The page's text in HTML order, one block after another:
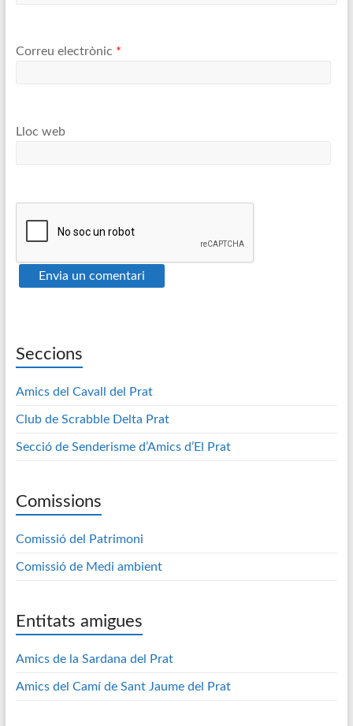
Correu electrònic *
Lloc web
Seccions
Amics del Cavall del Prat
Club de Scrabble Delta Prat
Secció de Senderisme d’Amics d’El Prat
Comissions
Comissió del Patrimoni
Comissió de Medi ambient
Entitats amigues
Amics de la Sardana del Prat
Amics del Camí de Sant Jaume del Prat